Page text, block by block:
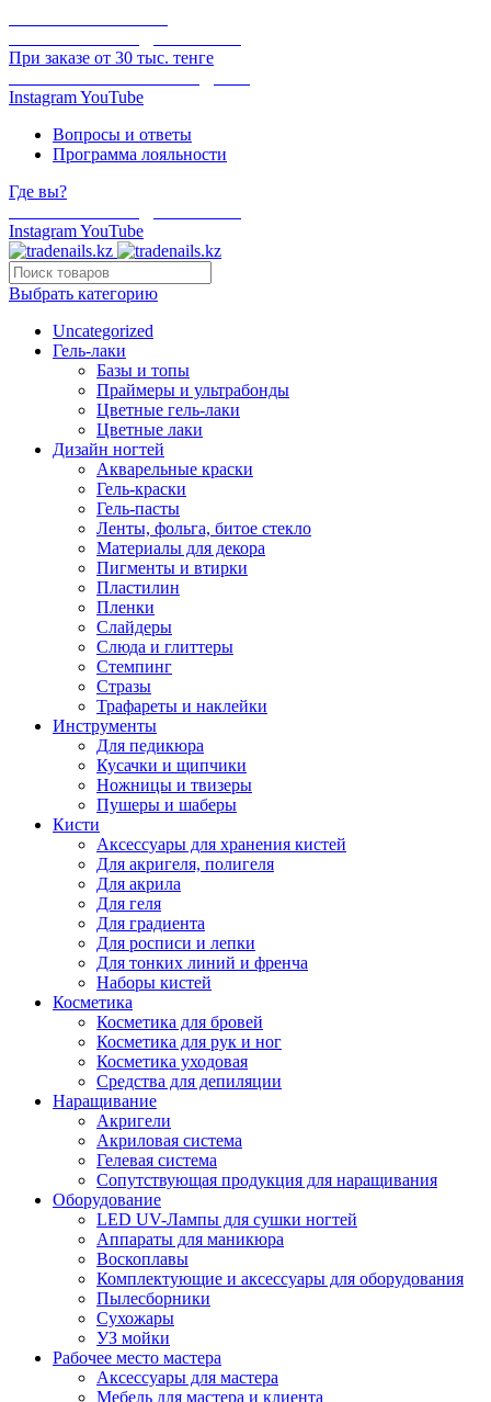
При заказе от 30 тыс. тенге
InstagramYouTube
Вопросы и ответы
Программа лояльности
Где вы?
InstagramYouTube
Выбрать категорию
Uncategorized
Гель-лаки
Базы и топы
Праймеры и ультрабонды
Цветные гель-лаки
Цветные лаки
Дизайн ногтей
Акварельные краски
Гель-краски
Гель-пасты
Ленты, фольга, битое стекло
Материалы для декора
Пигменты и втирки
Пластилин
Пленки
Слайдеры
Слюда и глиттеры
Стемпинг
Стразы
Трафареты и наклейки
Инструменты
Для педикюра
Кусачки и щипчики
Ножницы и твизеры
Пушеры и шаберы
Кисти
Аксессуары для хранения кистей
Для акригеля, полигеля
Для акрила
Для геля
Для градиента
Для росписи и лепки
Для тонких линий и френча
Наборы кистей
Косметика
Косметика для бровей
Косметика для рук и ног
Косметика уходовая
Средства для депиляции
Наращивание
Акригели
Акриловая система
Гелевая система
Сопутствующая продукция для наращивания
Оборудование
LED UV-Лампы для сушки ногтей
Аппараты для маникюра
Воскоплавы
Комплектующие и аксессуары для оборудования
Пылесборники
Сухожары
УЗ мойки
Рабочее место мастера
Аксессуары для мастера
Мебель для мастера и клиента